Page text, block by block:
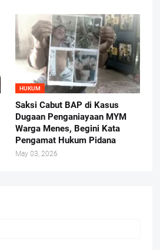
HUKUM
Saksi Cabut BAP di Kasus
Dugaan Penganiayaan MYM
Warga Menes, Begini Kata
Pengamat Hukum Pidana
May 03, 2026